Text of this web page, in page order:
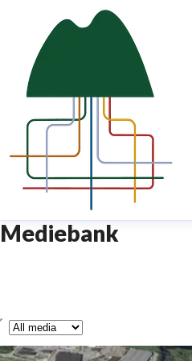
Mediebank